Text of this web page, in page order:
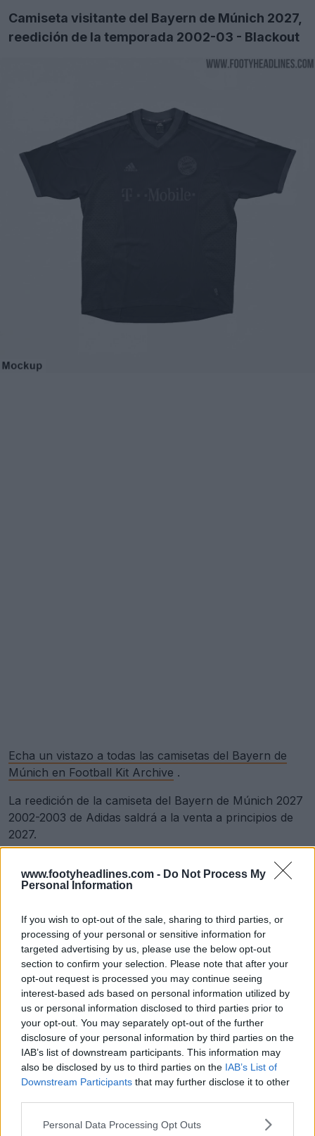
www.footyheadlines.com - Do Not Process My
Personal Information
If you wish to opt-out of the sale, sharing to third parties, or
processing of your personal or sensitive information for
targeted advertising by us, please use the below opt-out
section to confirm your selection. Please note that after your
opt-out request is processed you may continue seeing
interest-based ads based on personal information utilized by
us or personal information disclosed to third parties prior to
your opt-out. You may separately opt-out of the further
disclosure of your personal information by third parties on the
IAB’s list of downstream participants. This information may
also be disclosed by us to third parties on the IAB’s List of
Downstream Participants that may further disclose it to other
Personal Data Processing Opt Outs
Camiseta visitante del Bayern de Múnich 2027,
reedición de la temporada 2002-03 - Blackout
Echa un vistazo a todas las camisetas del Bayern de
Múnich en Football Kit Archive .
La reedición de la camiseta del Bayern de Múnich 2027
2002-2003 de Adidas saldrá a la venta a principios de
2027.
camiseta visitante de la temporada 2002-2003?
vistazo al resumen de equipaciones 26-27 para ver las
filtraciones de las camisetas de 2027.
Mostrar comentarios
adidas Bayern München Bundesliga
Clásicos
Equipaciones
Compartir